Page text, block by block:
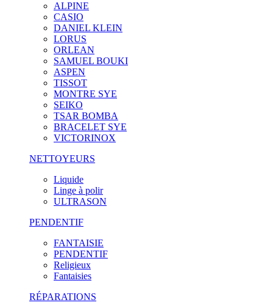
ALPINE
CASIO
DANIEL KLEIN
LORUS
ORLEAN
SAMUEL BOUKI
ASPEN
TISSOT
MONTRE SYE
SEIKO
TSAR BOMBA
BRACELET SYE
VICTORINOX
NETTOYEURS
Liquide
Linge à polir
ULTRASON
PENDENTIF
FANTAISIE
PENDENTIF
Religieux
Fantaisies
RÉPARATIONS